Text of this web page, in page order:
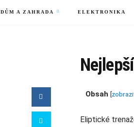
DŮM A ZAHRADA ELEKTRONIKA
Obsah [
Eliptické